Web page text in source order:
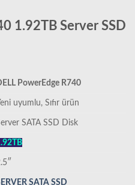
1.92TB Server SSD
PowerEdge R740
uyumlu, Sıfır ürün
SATA SSD Disk
SATA SSD